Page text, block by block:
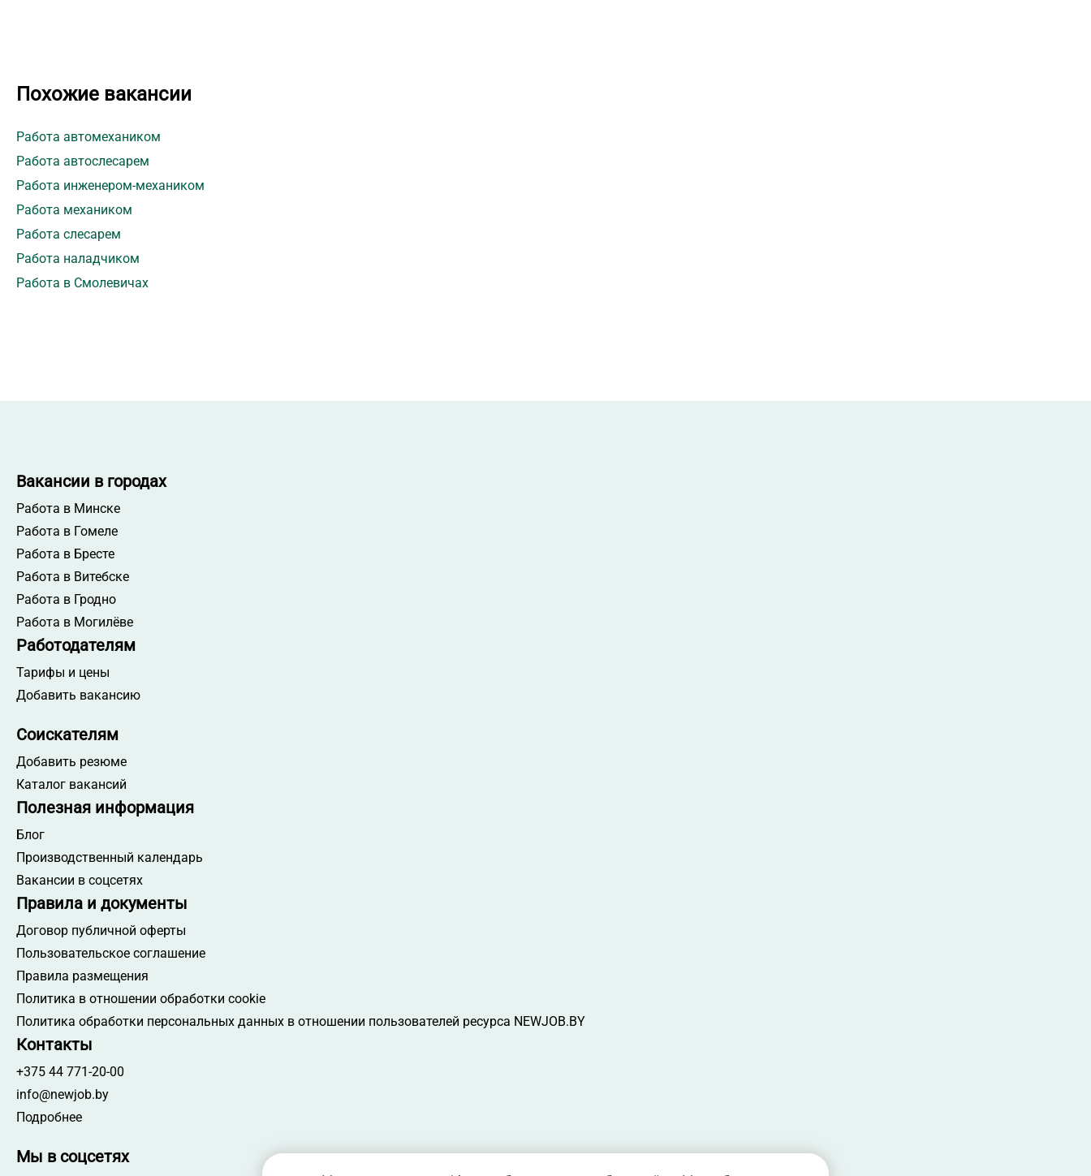
Похожие вакансии
Работа автомехаником
Работа автослесарем
Работа инженером-механиком
Работа механиком
Работа слесарем
Работа наладчиком
Работа в Смолевичах
Вакансии в городах
Работа в Минске
Работа в Гомеле
Работа в Бресте
Работа в Витебске
Работа в Гродно
Работа в Могилёве
Работодателям
Тарифы и цены
Добавить вакансию
Соискателям
Добавить резюме
Каталог вакансий
Полезная информация
Блог
Производственный календарь
Вакансии в соцсетях
Правила и документы
Договор публичной оферты
Пользовательское соглашение
Правила размещения
Политика в отношении обработки cookie
Политика обработки персональных данных в отношении пользователей ресурса NEWJOB.BY
Контакты
+375 44 771-20-00
info@newjob.by
Подробнее
Мы в соцсетях